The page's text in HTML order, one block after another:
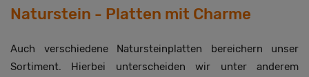
Naturstein - Platten mit Charme
Auch verschiedene Natursteinplatten bereichern unser
Sortiment. Hierbei unterscheiden wir unter anderem